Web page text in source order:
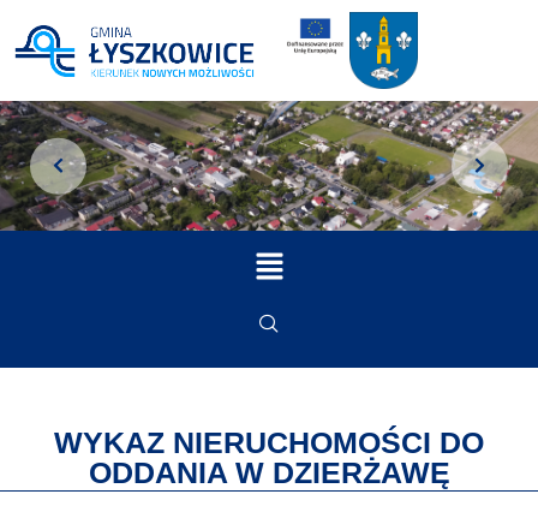
WYKAZ NIERUCHOMOŚCI DO
ODDANIA W DZIERŻAWĘ